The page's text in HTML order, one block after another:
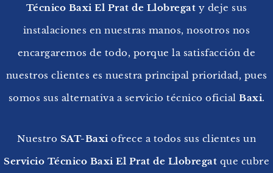
Técnico Baxi El Prat de Llobregat y deje sus
instalaciones en nuestras manos, nosotros nos
encargaremos de todo, porque la satisfacción de
nuestros clientes es nuestra principal prioridad, pues
somos sus alternativa a servicio técnico oficial Baxi.
Nuestro SAT-Baxiofrece a todos sus clientes un
Servicio Técnico Baxi El Prat de Llobregat que cubre